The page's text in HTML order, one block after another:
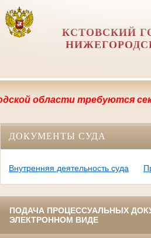
КСТОВСКИЙ
требуются
ДОКУМЕНТЫ СУДА
Внутренняя деятельность суда
ПОДАЧА ПРОЦЕССУАЛЬНЫХ
ЭЛЕКТРОННОМ ВИДЕ